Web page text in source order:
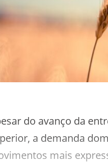
do avanço da
a demanda
mais